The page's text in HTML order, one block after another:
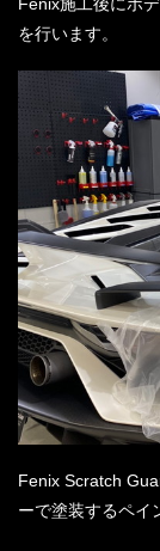
を行います。
Fenix Scratch
ーで塗装するペイ